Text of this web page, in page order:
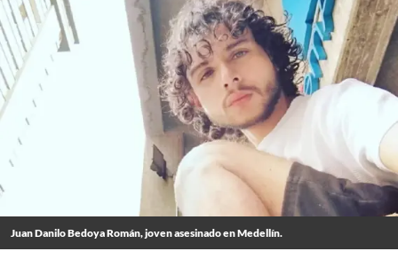
Juan Danilo Bedoya Román, joven asesinado en Medellín.